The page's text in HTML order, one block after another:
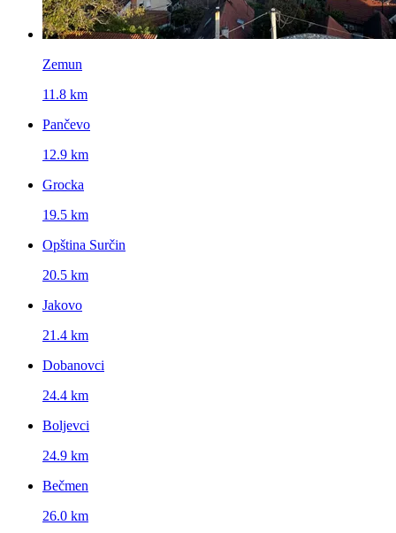
Zemun
11.8 km
Pančevo
12.9 km
Grocka
19.5 km
Opština Surčin
20.5 km
Jakovo
21.4 km
Dobanovci
24.4 km
Boljevci
24.9 km
Bečmen
26.0 km